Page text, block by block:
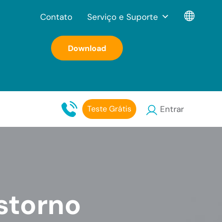
Download
Teste Grátis Entrar
Contato Serviço e Suporte